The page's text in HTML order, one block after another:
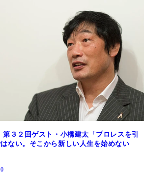
３２回ゲスト・小橋建太「プロレスを引
ない。そこから新しい人生を始めない